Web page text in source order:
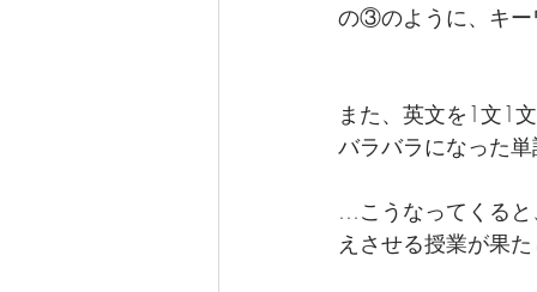
の③のように、キー
また、英文を1文1
バラバラになった
…こうなってくると
えさせる授業が果